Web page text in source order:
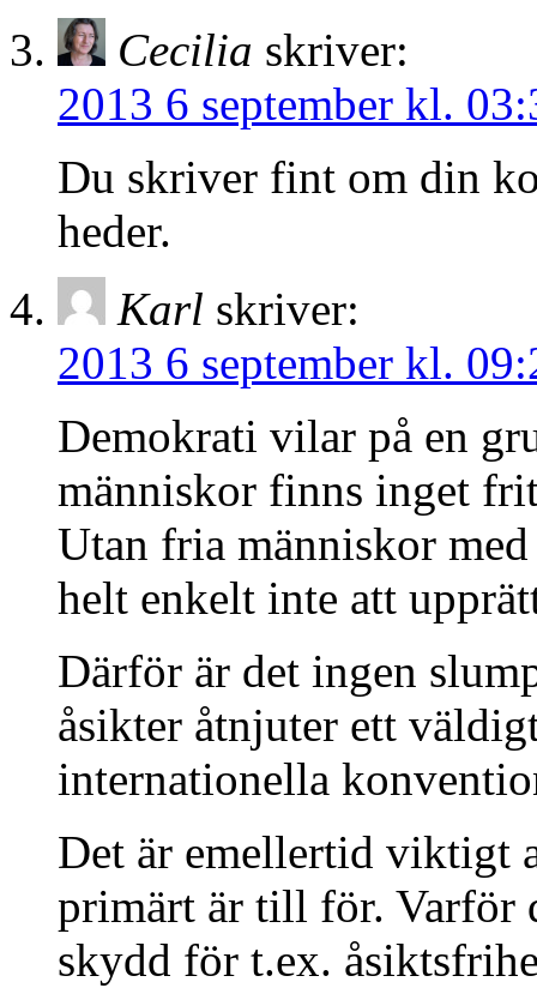
Cecilia skriver:
2013 6 september kl.
Du skriver fint om din
heder.
Karl skriver:
2013 6 september kl.
Demokrati vilar på en
människor finns inget
Utan fria människor
helt enkelt inte att
Därför är det ingen
åsikter åtnjuter ett
internationella
Det är emellertid viktigt
primärt är till för. Varför
skydd för t.ex.